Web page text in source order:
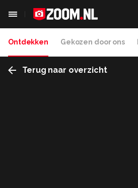
Ontdekken Gekozen door ons
Terug naar overzicht